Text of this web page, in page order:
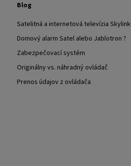
Blog
Satelitná a internetová televízia Skylink
Domový alarm Satel alebo Jablotron ?
Zabezpečovací systém
Originálny vs. náhradný ovládač
Prenos údajov z ovládača